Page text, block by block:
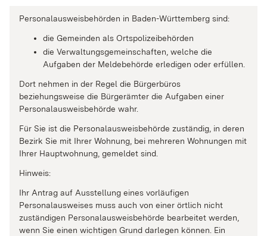
Personalausweisbehörden in Baden-Württemberg sind:
die Gemeinden als Ortspolizeibehörden
die Verwaltungsgemeinschaften, welche die
Aufgaben der Meldebehörde erledigen oder erfüllen.
Dort nehmen in der Regel die Bürgerbüros
beziehungsweise die Bürgerämter die Aufgaben einer
Personalausweisbehörde wahr.
Für Sie ist die Personalausweisbehörde zuständig, in deren
Bezirk Sie mit Ihrer Wohnung, bei mehreren Wohnungen mit
Ihrer Hauptwohnung, gemeldet sind.
Hinweis:
Ihr Antrag auf Ausstellung eines vorläufigen
Personalausweises muss auch von einer örtlich nicht
zuständigen Personalausweisbehörde bearbeitet werden,
wenn Sie einen wichtigen Grund darlegen können. Ein